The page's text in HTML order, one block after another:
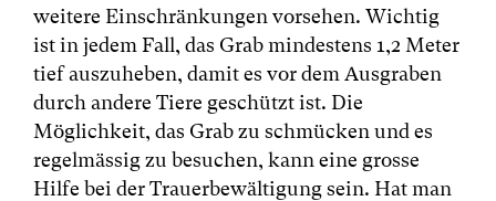
weitere Einschränkungen vorsehen. Wichtig
ist in jedem Fall, das Grab mindestens 1,2 Meter
tief auszuheben, damit es vor dem Ausgraben
durch andere Tiere geschützt ist. Die
Möglichkeit, das Grab zu schmücken und es
regelmässig zu besuchen, kann eine grosse
Hilfe bei der Trauerbewältigung sein. Hat man